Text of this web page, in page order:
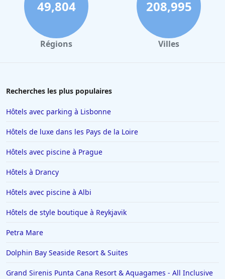
49,804
Régions
208,995
Villes
Recherches les plus populaires
Hôtels avec parking à Lisbonne
Hôtels de luxe dans les Pays de la Loire
Hôtels avec piscine à Prague
Hôtels à Drancy
Hôtels avec piscine à Albi
Hôtels de style boutique à Reykjavik
Petra Mare
Dolphin Bay Seaside Resort & Suites
Grand Sirenis Punta Cana Resort & Aquagames - All Inclusive